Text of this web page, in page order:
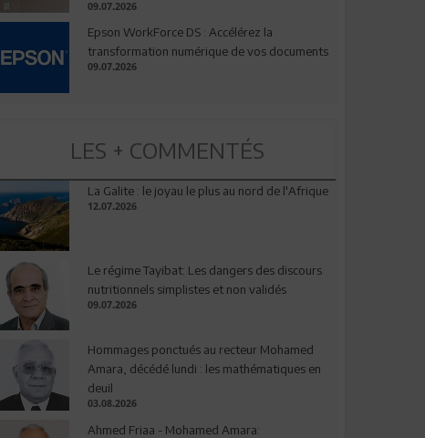
09.07.2026
Epson WorkForce DS : Accélérez la
transformation numérique de vos documents
09.07.2026
LES + COMMENTÉS
La Galite : le joyau le plus au nord de l'Afrique
12.07.2026
Le régime Tayibat: Les dangers des discours
nutritionnels simplistes et non validés
09.07.2026
Hommages ponctués au recteur Mohamed
Amara, décédé lundi : les mathématiques en
deuil
03.08.2026
Ahmed Friaa - Mohamed Amara: